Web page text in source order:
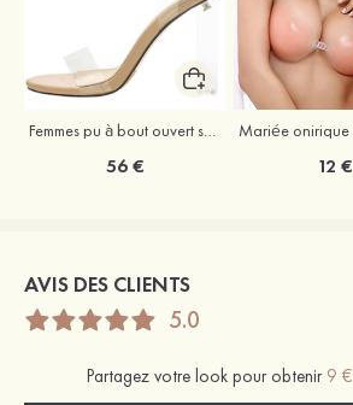
56 € 12 €
AVIS DES CLIENTS
5.0
Partagez votre look pour obtenir 9 €